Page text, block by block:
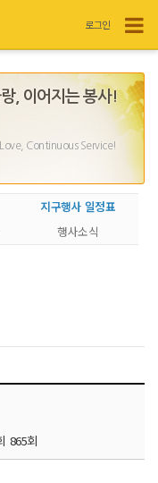
로그인
, 이어지는 봉사!
Continuous Service!
지구행사 일정표
행사소식
865회